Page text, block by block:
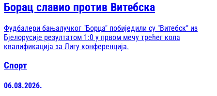
Борац славио против Витебска
Фудбалери бањалучког "Борца" побиједили су "Витебск" из
Бјелорусије резултатом 1:0 у првом мечу трећег кола
квалификација за Лигу конференција.
Спорт
06.08.2026.